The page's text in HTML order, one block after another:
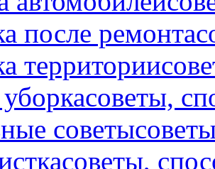
после ремонта
территории
советы,
советы
советы,